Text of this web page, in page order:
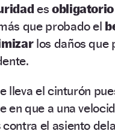
es obligatorio
que probado el
los daños que
lleva el cinturón
en que a una
contra el asiento